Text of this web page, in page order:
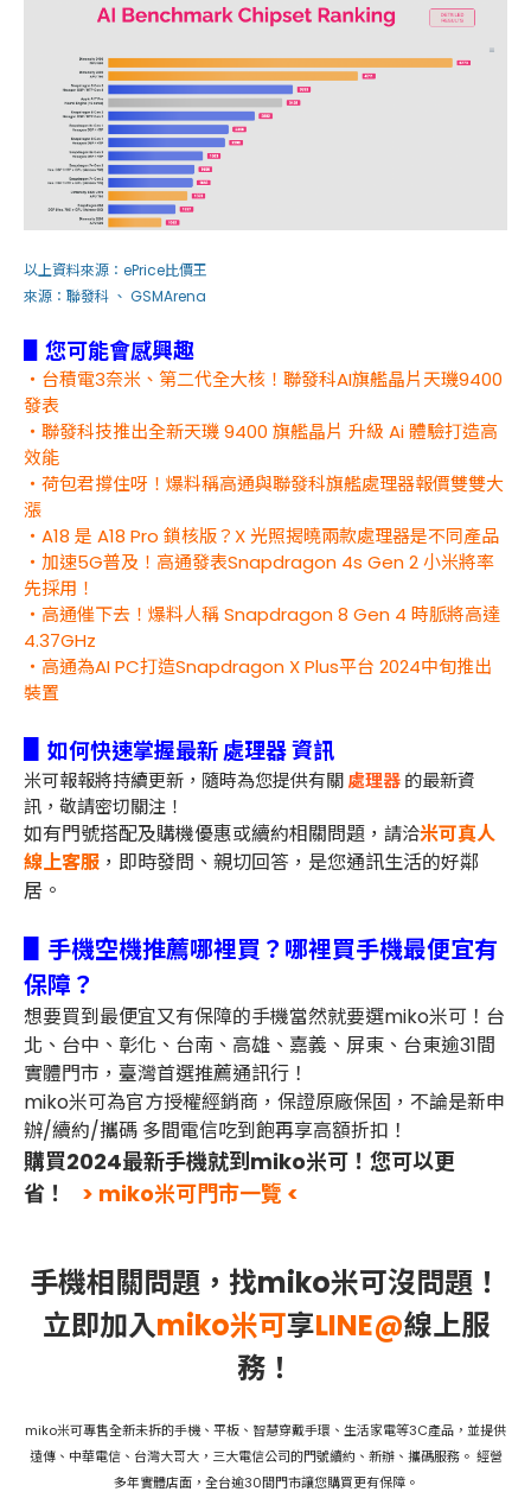
以上資料來源： ePrice比價王
來源： 聯發科 、 GSMArena
▋您可能會感興趣
・台積電3奈米、第二代全大核！聯發科AI旗艦晶片天璣9400
發表
・聯發科技推出全新天璣 9400 旗艦晶片 升級 Ai 體驗打造高
效能
・荷包君撐住呀！爆料稱高通與聯發科旗艦處理器報價雙雙大
漲
・A18 是 A18 Pro 鎖核版？X 光照揭曉兩款處理器是不同產品
・加速5G普及！高通發表Snapdragon 4s Gen 2 小米將率
先採用！
・高通催下去！爆料人稱 Snapdragon 8 Gen 4 時脈將高達
4.37GHz
・高通為AI PC打造Snapdragon X Plus平台 2024中旬推出
裝置
如何快速掌握最新 處理器 資訊
米可報報將持續更新，隨時為您提供有關處理器的最新資
訊，敬請密切關注！
如有門號搭配及購機優惠或續約相關問題， 請洽米可真人
線上客服 ，即時發問、親切回答，是您通訊生活的好鄰
居。
▋手機空機推薦哪裡買？哪裡買手機最便宜有
保障？
想要買到最便宜又有保障的手機當然就要選miko米可！台
北、台中、彰化、台南、高雄、嘉義、屏東、台東逾31間
實體門市，臺灣首選推薦通訊行！
miko米可為官方授權經銷商，保證原廠保固，不論是新申
辦/續約/攜碼 多間電信吃到飽再享高額折扣！
購買2024最新手機就到miko米可！您可以更
省！
> miko米可門市一覽 <
手機相關問題，找miko米可沒問題！
立即加入miko米可享LINE@線上服
務！
miko米可專售全新未拆的手機、平板、智慧穿戴手環、生活家電等3C產品，並提供
遠傳、中華電信、台灣大哥大，三大電信公司的門號續約、新辦、攜碼服務。 經營
多年實體店面，全台逾30間門市讓您購買更有保障。